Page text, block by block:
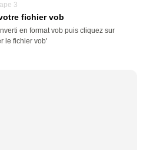
3
fichier vob
en format vob puis cliquez sur
le fichier vob'